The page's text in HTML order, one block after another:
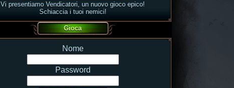
Vi presentiamo Vendicatori, un nuovo gioco epico!
Schiaccia i tuoi nemici!
Nome
Password